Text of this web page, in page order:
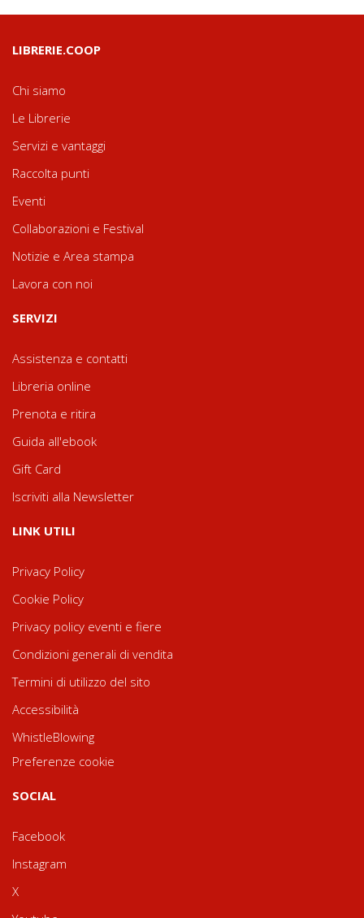
LIBRERIE.COOP
Chi siamo
Le Librerie
Servizi e vantaggi
Raccolta punti
Eventi
Collaborazioni e Festival
Notizie e Area stampa
Lavora con noi
SERVIZI
Assistenza e contatti
Libreria online
Prenota e ritira
Guida all'ebook
Gift Card
Iscriviti alla Newsletter
LINK UTILI
Privacy Policy
Cookie Policy
Privacy policy eventi e fiere
Condizioni generali di vendita
Termini di utilizzo del sito
Accessibilità
WhistleBlowing
Preferenze cookie
SOCIAL
Facebook
Instagram
X